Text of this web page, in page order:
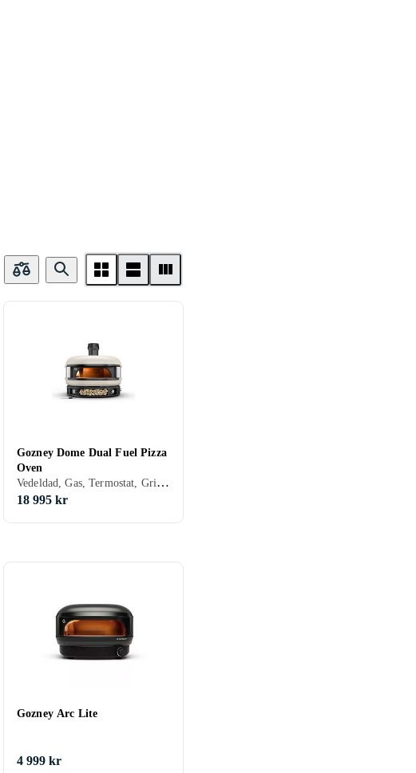
Gozney Dome Dual Fuel Pizza
Oven
Vedeldad, Gas, Termostat, Grillfunktion, Svart, Vit, Grön, Creme/Beige
18 995 kr
Gozney Arc Lite
4 999 kr